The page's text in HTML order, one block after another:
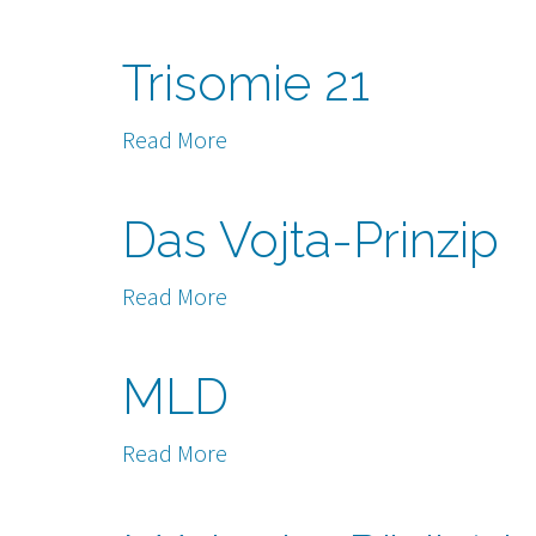
Trisomie 21
Read More
Das Vojta-Prinzip
Read More
MLD
Read More